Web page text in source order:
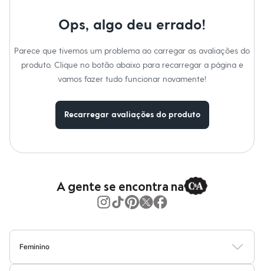
Shorts e Saias
Em alta
Dia dos Pais
Camisetas e Regatas
Casacos e Jaquetas
Bolsas e Mochilas
Óculos
Relógios
Botas
Ops, algo deu errado!
Parece que tivemos um problema ao carregar as avaliações do
produto. Clique no botão abaixo para recarregar a página e
vamos fazer tudo funcionar novamente!
Recarregar avaliações do produto
A gente se encontra na
Feminino
BlusasCalçasVestidosSaiasCasacosModa PraiaModa Íntima